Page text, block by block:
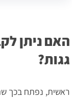
האם ניתן
גגות?
ראשית, נפתח בכך